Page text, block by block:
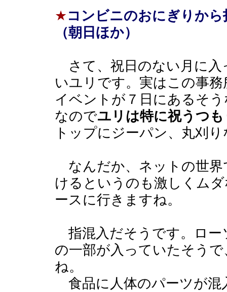
★ コンビニのおにぎりか
（朝日ほか）
さて、祝日のない月に入
いユリです。実はこの事務
イベントが７日にあるそ
なのでユリは特に祝うつ
トップにジーパン、丸刈
なんだか、ネットの世界
けるというのも激しくム
ースに行きますね。
指混入だそうです。ロー
の一部が入っていたそう
ね。
食品に人体のパーツが混